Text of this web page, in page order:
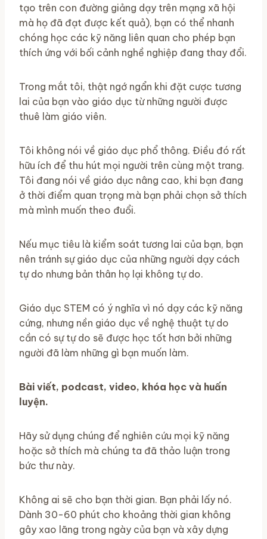
tạo trên con đường giảng dạy trên mạng xã hội
mà họ đã đạt được kết quả), bạn có thể nhanh
chóng học các kỹ năng liên quan cho phép bạn
thích ứng với bối cảnh nghề nghiệp đang thay đổi.
Trong mắt tôi, thật ngớ ngẩn khi đặt cược tương
lai của bạn vào giáo dục từ những người được
thuê làm giáo viên.
Tôi không nói về giáo dục phổ thông. Điều đó rất
hữu ích để thu hút mọi người trên cùng một trang.
Tôi đang nói về giáo dục nâng cao, khi bạn đang
ở thời điểm quan trọng mà bạn phải chọn sở thích
mà mình muốn theo đuổi.
Nếu mục tiêu là kiểm soát tương lai của bạn, bạn
nên tránh sự giáo dục của những người dạy cách
tự do nhưng bản thân họ lại không tự do.
Giáo dục STEM có ý nghĩa vì nó dạy các kỹ năng
cứng, nhưng nền giáo dục về nghệ thuật tự do
cần có sự tự do sẽ được học tốt hơn bởi những
người đã làm những gì bạn muốn làm.
Bài viết, podcast, video, khóa học và huấn
luyện.
Hãy sử dụng chúng để nghiên cứu mọi kỹ năng
hoặc sở thích mà chúng ta đã thảo luận trong
bức thư này.
Không ai sẽ cho bạn thời gian. Bạn phải lấy nó.
Dành 30-60 phút cho khoảng thời gian không
gây xao lãng trong ngày của bạn và xây dựng